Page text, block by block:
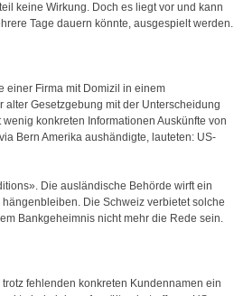
keine Wirkung. Doch es liegt vor und kann
Tage dauern könnte, ausgespielt werden.
einer Firma mit Domizil in einem
Gesetzgebung mit der Unterscheidung
konkreten Informationen Auskünfte von
Bern Amerika aushändigte, lauteten: US-
Die ausländische Behörde wirft ein
Die Schweiz verbietet solche
Bankgeheimnis nicht mehr die Rede sein.
fehlenden konkreten Kundennamen ein